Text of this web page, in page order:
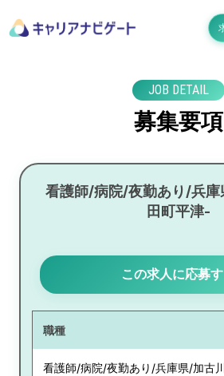
JOB DETAIL
募集要項
看護師/病院/夜勤あり/兵
田町平津-
この求人に応募
職種
看護師/病院/夜勤あり/兵庫県/加古